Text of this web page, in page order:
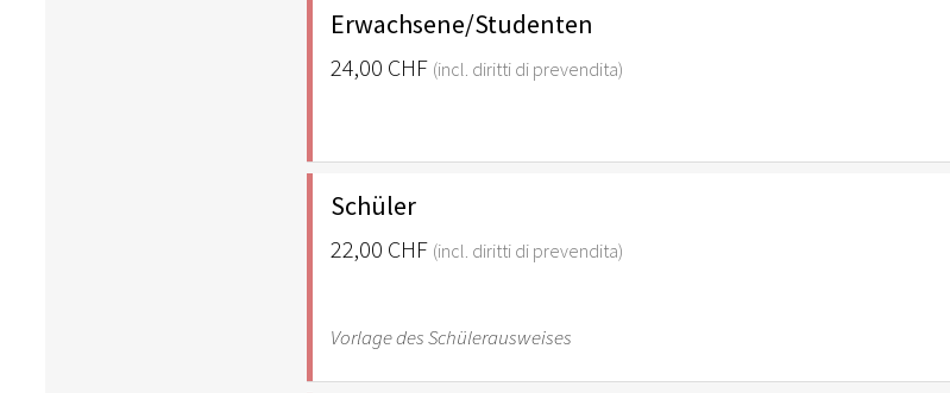
Erwachsene/Studenten
24,00 CHF (incl. diritti di prevendita)
Schüler
22,00 CHF (incl. diritti di prevendita)
Vorlage des Schülerausweises